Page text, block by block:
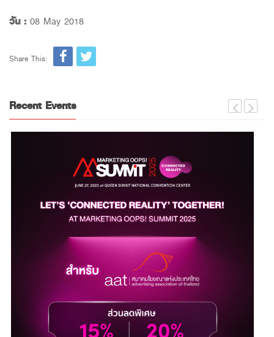
วัน : 08 May 2018
Share This:
Recent Events